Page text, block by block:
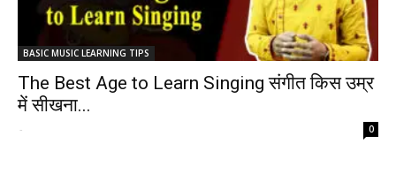
BASIC MUSIC LEARNING TIPS
The Best Age to Learn Singing संगीत किस उम्र
में सीखना...
- 0